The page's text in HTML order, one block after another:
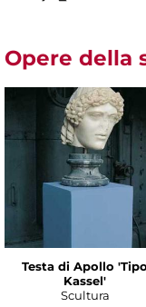
Opere della
Testa di Apollo 'Tipo
Kassel'
Scultura